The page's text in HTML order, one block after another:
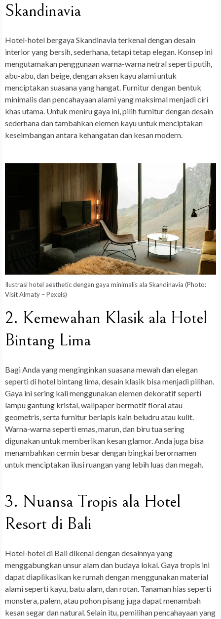
Skandinavia
Hotel-hotel bergaya Skandinavia terkenal dengan desain
interior yang bersih, sederhana, tetapi tetap elegan. Konsep ini
mengutamakan penggunaan warna-warna netral seperti putih,
abu-abu, dan beige, dengan aksen kayu alami untuk
menciptakan suasana yang hangat. Furnitur dengan bentuk
minimalis dan pencahayaan alami yang maksimal menjadi ciri
khas utama. Untuk meniru gaya ini, pilih furnitur dengan desain
sederhana dan tambahkan elemen kayu untuk menciptakan
keseimbangan antara kehangatan dan kesan modern.
Ilustrasi hotel aesthetic dengan gaya minimalis ala Skandinavia (Photo:
Visit Almaty – Pexels)
2. Kemewahan Klasik ala Hotel
Bintang Lima
Bagi Anda yang menginginkan suasana mewah dan elegan
seperti di hotel bintang lima, desain klasik bisa menjadi pilihan.
Gaya ini sering kali menggunakan elemen dekoratif seperti
lampu gantung kristal, wallpaper bermotif floral atau
geometris, serta furnitur berlapis kain beludru atau kulit.
Warna-warna seperti emas, marun, dan biru tua sering
digunakan untuk memberikan kesan glamor. Anda juga bisa
menambahkan cermin besar dengan bingkai berornamen
untuk menciptakan ilusi ruangan yang lebih luas dan megah.
3. Nuansa Tropis ala Hotel
Resort di Bali
Hotel-hotel di Bali dikenal dengan desainnya yang
menggabungkan unsur alam dan budaya lokal. Gaya tropis ini
dapat diaplikasikan ke rumah dengan menggunakan material
alami seperti kayu, batu alam, dan rotan. Tanaman hias seperti
monstera, palem, atau pohon pisang juga dapat menambah
kesan segar dan natural. Selain itu, pemilihan pencahayaan yang